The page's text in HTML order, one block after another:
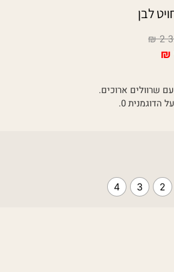
לבן
₪
₪
שרוולים ארוכים.
הדוגמנית 0.
2
3
4